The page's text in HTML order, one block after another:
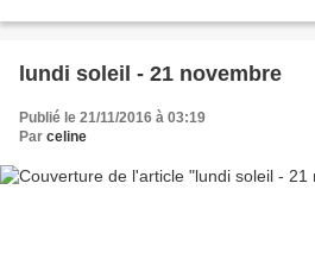
lundi soleil - 21 novembre
Publié le 21/11/2016 à 03:19
Par celine